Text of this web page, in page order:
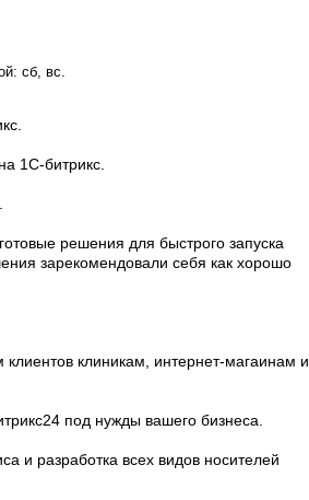
сб, вс.
1С-битрикс.
решения для быстрого запуска
зарекомендовали себя как хорошо
клиникам, интернет-магаинам и
под нужды вашего бизнеса.
разработка всех видов носителей